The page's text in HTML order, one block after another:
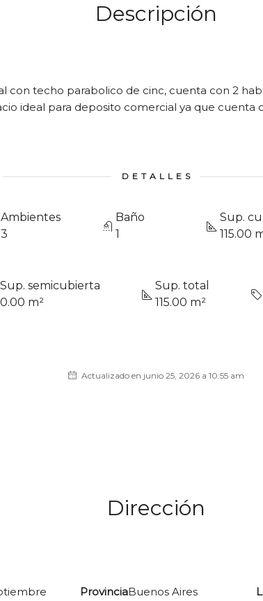
Descripción
con techo parabolico de cinc, cuenta con 2
ideal para deposito comercial ya que cuenta
DETALLES
Ambientes
3
Baño
1
Sup.
115.00
Sup. semicubierta
0.00 m²
Sup. total
115.00 m²
Actualizado en junio 25, 2026 a 10:55 am
Dirección
ProvinciaBuenos Aires